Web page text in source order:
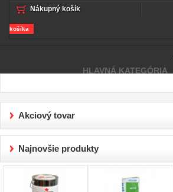
Nákupný košík
košíka
HLAVNÁ KATEGÓRIA
Akciový tovar
Najnovšie produkty